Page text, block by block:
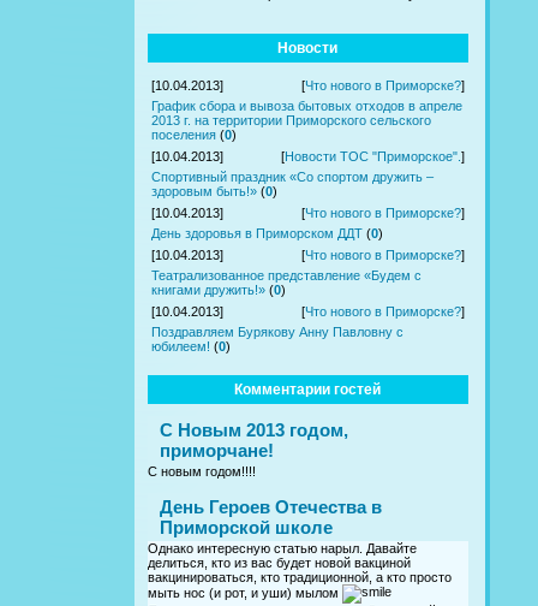
Новости
[10.04.2013] [Что нового в Приморске?]
График сбора и вывоза бытовых отходов в апреле
2013 г. на территории Приморского сельского
поселения (0)
[10.04.2013]
[Новости ТОС "Приморское". ]
Спортивный праздник «Со спортом дружить –
здоровым быть!» (0)
[10.04.2013]
[Что нового в Приморске?]
День здоровья в Приморском ДДТ (0)
[10.04.2013]
[Что нового в Приморске?]
Театрализованное представление «Будем с
книгами дружить!» (0)
[10.04.2013]
[Что нового в Приморске?]
Поздравляем Бурякову Анну Павловну с
юбилеем! (0)
Комментарии гостей
С Новым 2013 годом,
приморчане!
С новым годом!!!!
День Героев Отечества в
Приморской школе
Однако интересную статью нарыл. Давайте
делиться, кто из вас будет новой вакциной
вакцинироваться, кто традиционной, а кто просто
мыть нос (и рот, и уши) мылом